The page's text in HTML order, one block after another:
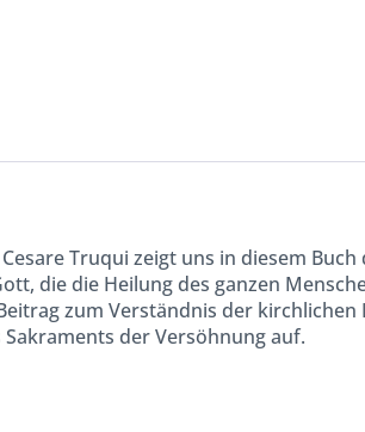
Truqui zeigt uns in diesem
die die Heilung des ganzen
zum Verständnis der
der Versöhnung auf.